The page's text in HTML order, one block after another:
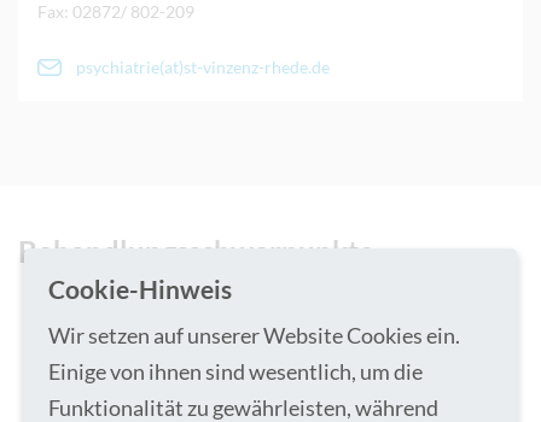
Fax: 02872/ 802-209
psychiatrie(at)st-vinzenz-rhede.de
Behandlungsschwerpunkte
Störungen
Verhaltensstörungen
schizophrene Störungen
Cookie-Hinweis
Wir setzen auf unserer Website Cookies ein.
Einige von ihnen sind wesentlich, um die
Funktionalität zu gewährleisten, während